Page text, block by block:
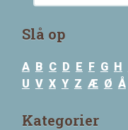
Slå op
A B C D E F G H
U V X Y Z Æ Ø Å
Kategorier